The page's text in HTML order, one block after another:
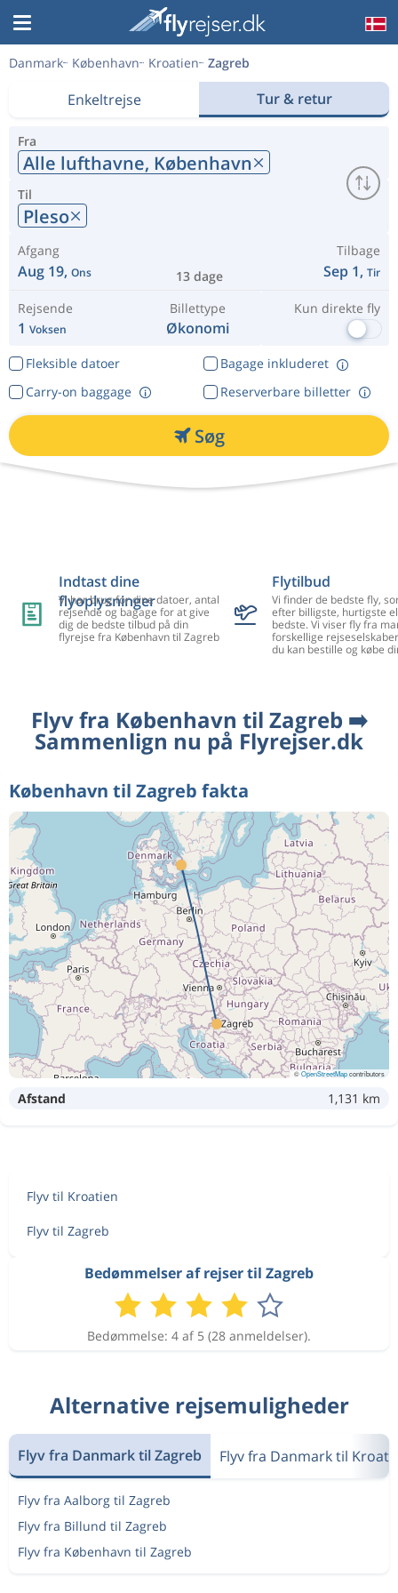
Danmark København Kroatien Zagreb
Enkeltrejse Tur & retur
Fra
Alle lufthavne, København
Til
Pleso
Afgang
Aug 19, Ons 13 dage
Tilbage
Sep 1, Tir
Rejsende
1 Voksen
Billettype
Økonomi
Kun direkte fly
Fleksible datoer
Bagage inkluderet
Reserverbare billetter
Carry-on baggage
Søg
Indtast dine
flyoplysninger
Vi har brug for dine datoer, antal
rejsende og bagage for at give
dig de bedste tilbud på din
flyrejse fra København til Zagreb
Flytilbud
Vi finder de bedste fly,
efter billigste, hurtigste
bedste. Vi viser fly fra
forskellige
du kan bestille og købe
Flyv fra København til Zagreb ➡️
Sammenlign nu på Flyrejser.dk
København til Zagreb fakta
©OpenStreetMapcontributors
Afstand 1,131 km
Flyv til Kroatien
Flyv til Zagreb
Bedømmelser af rejser til Zagreb
Bedømmelse: 4 af 5 (28 anmeldelser).
Alternative rejsemuligheder
Flyv fra Danmark til Zagreb Flyv fra Danmark til
Flyv fra Aalborg til Zagreb
Flyv fra Billund til Zagreb
Flyv fra København til Zagreb